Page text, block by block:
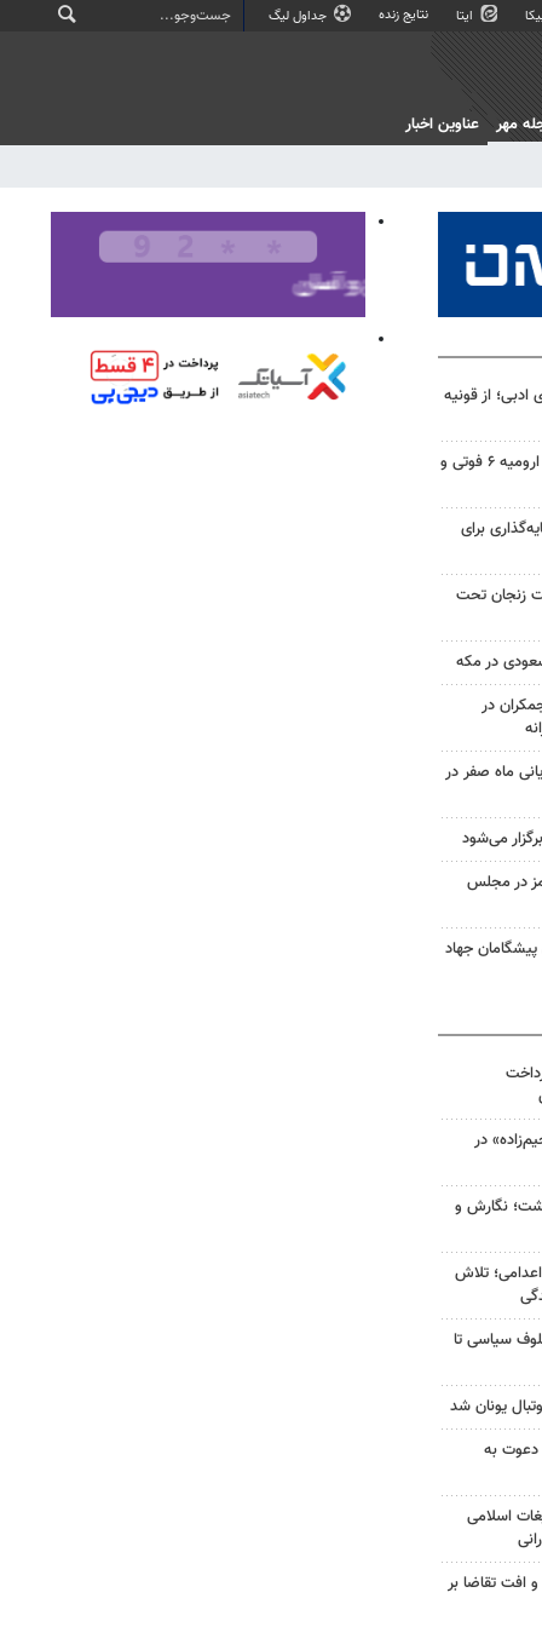
ایتا نتایج زنده جداول لیگ
مهر
عناوین اخبار
از قونیه
تصادف در محور شهید کلانتری ارومیه ۶ فوتی و
برای
مساحت زنجان تحت
در مکه
در
ماه صفر در
می‌شود
در مجلس
پیشگامان جهاد
در
نگارش و
تلاش
سیاسی تا
یونان شد
دعوت به
اسلامی
افت تقاضا بر